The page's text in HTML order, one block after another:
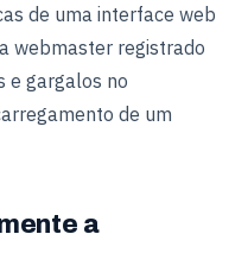
de uma interface web
webmaster registrado
e gargalos no
de um
a